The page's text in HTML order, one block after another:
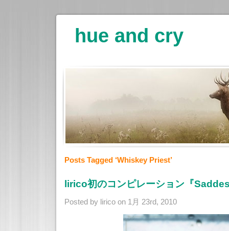
hue and cry
Posts Tagged ‘Whiskey Priest’
lirico初のコンピレーション『
Posted by lirico on 1月 23rd, 2010